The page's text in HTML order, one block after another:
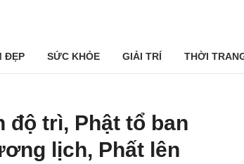
ĐẸP SỨC KHỎE GIẢI TRÍ THỜI
độ trì, Phật tổ ban
lịch, Phất lên